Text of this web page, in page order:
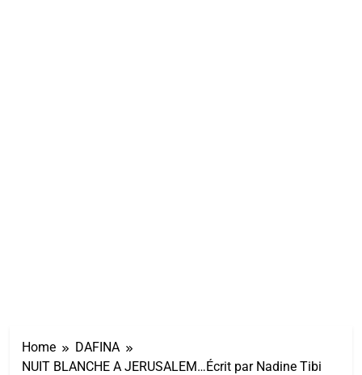
Home
DAFINA
NUIT BLANCHE A JERUSALEM…Écrit par Nadine Tibi